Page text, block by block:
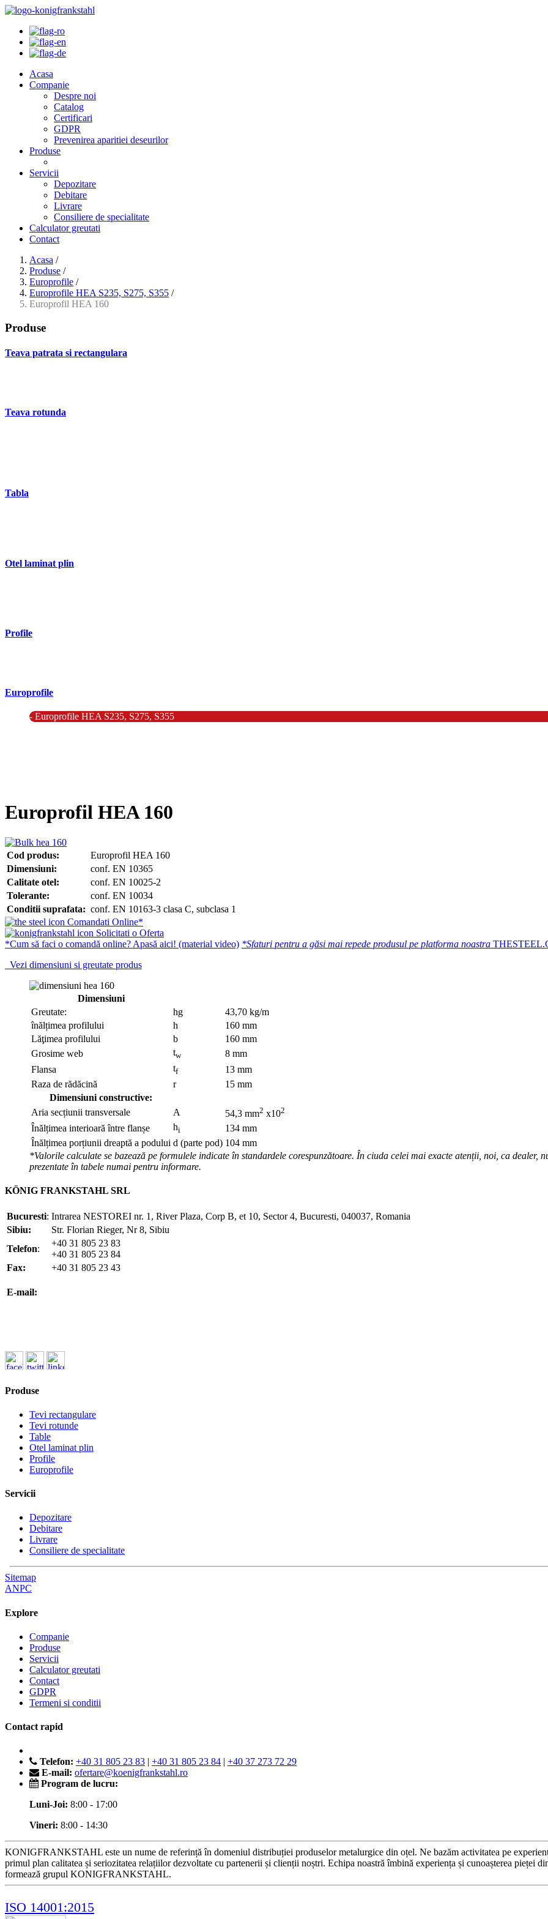
Acasa
Companie
Despre noi
Catalog
Certificari
GDPR
Prevenirea aparitiei deseurilor
Produse
Servicii
Depozitare
Debitare
Livrare
Consiliere de specialitate
Calculator greutati
Contact
Acasa /
Produse /
Europrofile /
Europrofile HEA S235, S275, S355 /
Europrofil HEA 160
Produse
Teava patrata si rectangulara
Teava rotunda
Tabla
Otel laminat plin
Profile
Europrofile
- Europrofile HEA S235, S275, S355
Europrofil HEA 160
Cod produs:
Europrofil HEA 160
Dimensiuni:
conf. EN 10365
Calitate otel:
conf. EN 10025-2
Tolerante:
conf. EN 10034
Conditii suprafata: conf. EN 10163-3 clasa C, subclasa 1
Comandati Online*
Solicitati o Oferta
*Cum să faci o comandă online? Apasă aici! (material video) *Sfaturi pentru a găsi mai repede produsul pe platforma noastra
Vezi dimensiuni si greutate produs
Dimensiuni
Greutate:
hg
43,70 kg/m
înălțimea profilului
h
160 mm
Lăţimea profilului
b
160 mm
Grosime web
tw
8 mm
Flansa
tf
13 mm
Raza de rădăcină
r
15 mm
Dimensiuni constructive:
Aria secțiunii transversale
A 54,3 mm2 x102
Înălțimea interioară între flanșe hi
134 mm
Înălțimea porțiunii dreaptă a podului d (parte pod) 104 mm
*Valorile calculate se bazează pe formulele indicate în standardele corespunzătoare. În ciuda celei mai exacte atenții, noi, ca dealer,
prezentate în tabele numai pentru informare.
KÖNIG FRANKSTAHL SRL
Bucuresti: Intrarea NESTOREI nr. 1, River Plaza, Corp B, et 10, Sector 4, Bucuresti, 040037, Romania
Sibiu:
Str. Florian Rieger, Nr 8, Sibiu
Telefon:
+40 31 805 23 83
+40 31 805 23 84
Fax:
+40 31 805 23 43
E-mail:
Produse
Tevi rectangulare
Tevi rotunde
Table
Otel laminat plin
Profile
Europrofile
Servicii
Depozitare
Debitare
Livrare
Consiliere de specialitate
Sitemap
ANPC
Explore
Companie
Produse
Servicii
Calculator greutati
Contact
GDPR
Termeni si conditii
Contact rapid
Telefon: +40 31 805 23 83 | +40 31 805 23 84 | +40 37 273 72 29
E-mail: ofertare@koenigfrankstahl.ro
Program de lucru:
Luni-Joi: 8:00 - 17:00
Vineri: 8:00 - 14:30
KONIGFRANKSTAHL este un nume de referință în domeniul distribuției produselor metalurgice din oțel. Ne bazăm activitatea pe
primul plan calitatea și seriozitatea relațiilor dezvoltate cu partenerii și clienții noștri. Echipa noastră îmbină experiența și cunoașterea pieței
formează grupul KONIGFRANKSTAHL.
ISO 14001:2015